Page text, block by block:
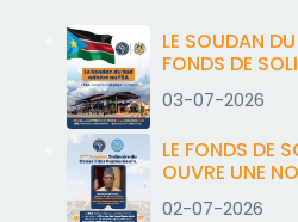
LE SOUDAN
FONDS DE
03-07-2026
LE FONDS DE
OUVRE UNE
02-07-2026